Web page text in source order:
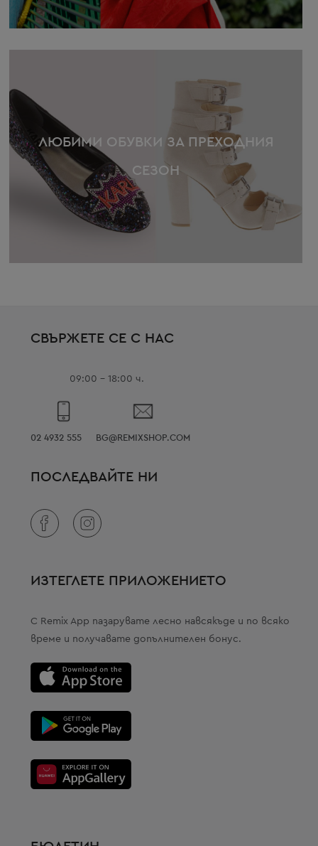
ЛЮБИМИ ОБУВКИ ЗА ПРЕХОДНИЯ
СЕЗОН
СВЪРЖЕТЕ СЕ С НАС
09:00 - 18:00 ч.
02 4932 555 BG@REMIXSHOP.COM
ПОСЛЕДВАЙТЕ НИ
ИЗТЕГЛЕТЕ ПРИЛОЖЕНИЕТО
С Remix App пазарувате лесно навсякъде и по всяко
време и получавате допълнителен бонус.